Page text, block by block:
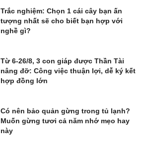
Trắc nghiệm: Chọn 1 cái cây bạn ấn
tượng nhất sẽ cho biết bạn hợp với
nghề gì?
Từ 6-26/8, 3 con giáp được Thần Tài
nâng đỡ: Công việc thuận lợi, dễ ký kết
hợp đồng lớn
Có nên bảo quản gừng trong tủ lạnh?
Muốn gừng tươi cả năm nhớ mẹo hay
này